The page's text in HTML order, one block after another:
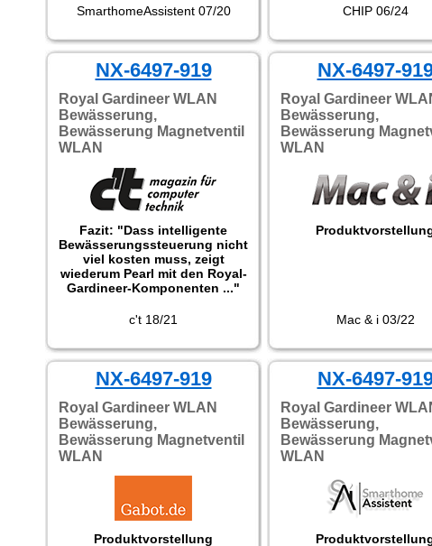
SmarthomeAssistent 07/20 CHIP 06/24
NX-6497-919
Royal Gardineer WLAN
Bewässerung,
Bewässerung Magnetventil
WLAN
Fazit: "Dass intelligente
Bewässerungssteuerung nicht
viel kosten muss, zeigt
wiederum Pearl mit den Royal-
Gardineer-Komponenten ..."
c't 18/21
NX-6497-
Royal Gardineer
Bewässerung,
Bewässerung
WLAN
Mac & i 03/22
NX-6497-919
Royal Gardineer WLAN
Bewässerung,
Bewässerung Magnetventil
WLAN
Produktvorstellung
NX-6497-
Royal Gardineer
Bewässerung,
Bewässerung
WLAN